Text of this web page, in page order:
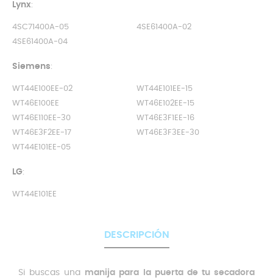
Lynx:
4SC71400A-05
4SE61400A-02
4SE61400A-04
Siemens:
WT44E100EE-02
WT44E101EE-15
WT46E100EE
WT46E102EE-15
WT46E110EE-30
WT46E3F1EE-16
WT46E3F2EE-17
WT46E3F3EE-30
WT44E101EE-05
LG:
WT44E101EE
DESCRIPCIÓN
Si buscas una manija para la puerta de tu secadora